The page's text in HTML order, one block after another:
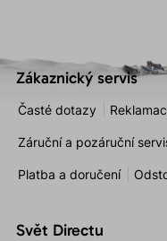
Zákaznický servis
Časté dotazy
Záruční a pozáruční
Platba a doručení
Svět Directu